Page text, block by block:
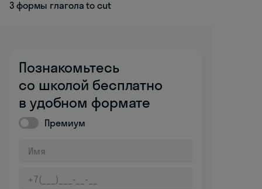
3 формы глагола to cut
Познакомьтесь
со школой бесплатно
в удобном формате
Премиум